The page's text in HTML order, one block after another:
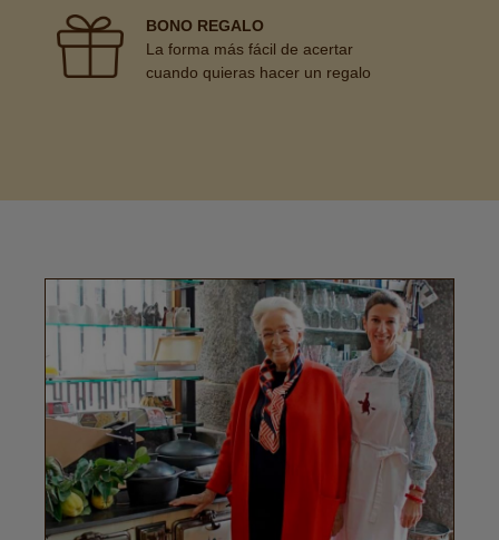
BONO REGALO
La forma más fácil de acertar
cuando quieras hacer un regalo